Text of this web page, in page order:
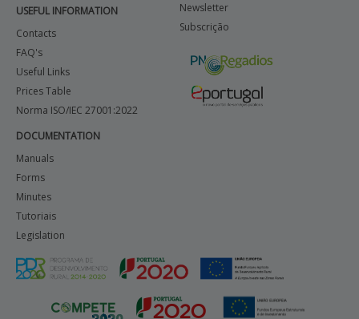
USEFUL INFORMATION
Contacts
FAQ's
Useful Links
Prices Table
Norma ISO/IEC 27001:2022
DOCUMENTATION
Manuals
Forms
Minutes
Tutoriais
Legislation
Newsletter
Subscrição